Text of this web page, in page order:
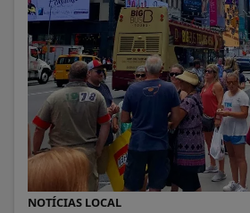
NOTÍCIAS LOCAL